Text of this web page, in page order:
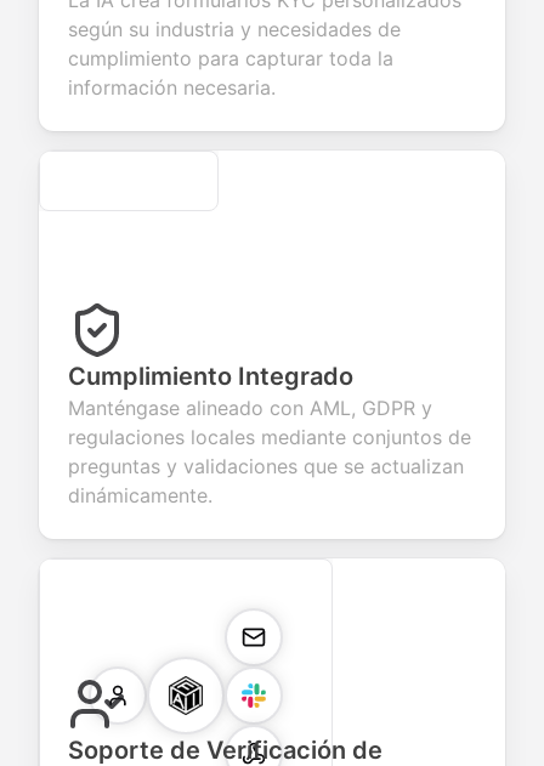
products or
seamless
account
creation.
commerce
transactions.
según su industria y necesidades de
cumplimiento para capturar toda la
información necesaria.
Secure
Cumplimiento Integrado
Manténgase alineado con AML, GDPR y
regulaciones locales mediante conjuntos de
preguntas y validaciones que se actualizan
dinámicamente.
Soporte de Verificación de